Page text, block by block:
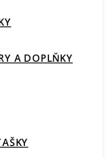
A DOPLŇKY